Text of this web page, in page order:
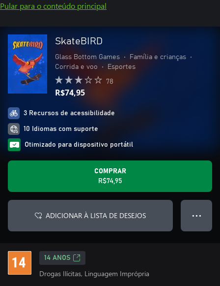
Pular para o conteúdo principal
SkateBIRD
Glass Bottom Games • Família e crianças
•
Corrida e voo
• Esportes
78
R$74,95
3 Recursos de acessibilidade
10 Idiomas com suporte
Otimizado para dispositivo portátil
COMPRAR
R$74,95
ADICIONAR À LISTA DE DESEJOS ● ● ●
14 ANOS
Drogas Ilícitas, Linguagem Imprópria